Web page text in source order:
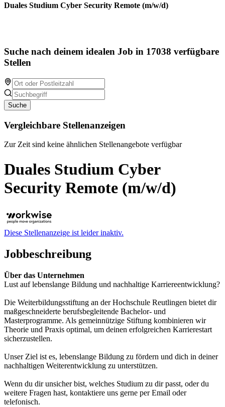
Duales Studium Cyber Security Remote (m/w/d)
Suche nach deinem idealen Job in 17038 verfügbare
Stellen
Suche
Vergleichbare Stellenanzeigen
Zur Zeit sind keine ähnlichen Stellenangebote verfügbar
Duales Studium Cyber
Security Remote (m/w/d)
Diese Stellenanzeige ist leider inaktiv.
Jobbeschreibung
Über das Unternehmen
Lust auf lebenslange Bildung und nachhaltige Karriereentwicklung?
Die Weiterbildungsstiftung an der Hochschule Reutlingen bietet dir
maßgeschneiderte berufsbegleitende Bachelor- und
Masterprogramme. Als gemeinnützige Stiftung kombinieren wir
Theorie und Praxis optimal, um deinen erfolgreichen Karrierestart
sicherzustellen.
Unser Ziel ist es, lebenslange Bildung zu fördern und dich in deiner
nachhaltigen Weiterentwicklung zu unterstützen.
Wenn du dir unsicher bist, welches Studium zu dir passt, oder du
weitere Fragen hast, kontaktiere uns gerne per Email oder
telefonisch.